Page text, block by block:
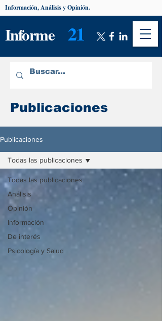
Informe 21
Información, Análisis y Opinión.
Publicaciones
Publicaciones
Todas las publicaciones
Análisis
Opinión
Información
De interés
Psicología y Salud
Todas las publicaciones